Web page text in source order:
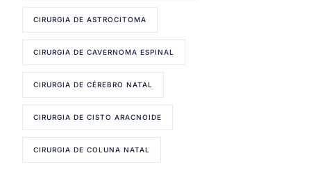
CIRURGIA DE ASTROCITOMA
CIRURGIA DE CAVERNOMA ESPINAL
CIRURGIA DE CÉREBRO NATAL
CIRURGIA DE CISTO ARACNOIDE
CIRURGIA DE COLUNA NATAL